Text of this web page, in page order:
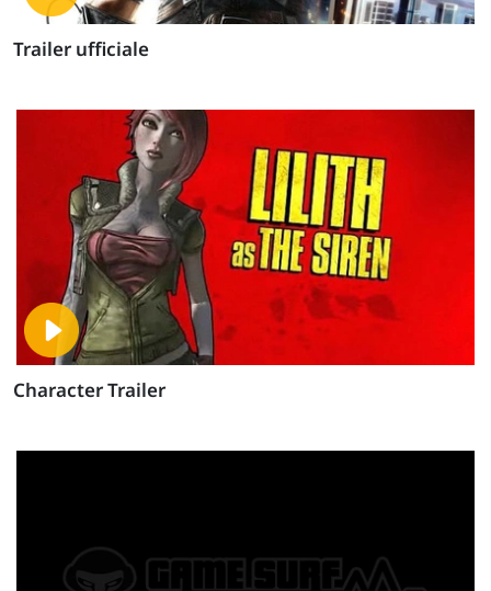
Trailer ufficiale
Character Trailer